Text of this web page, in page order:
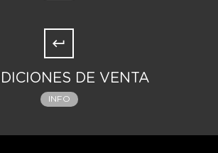
DE VENTA
INFO